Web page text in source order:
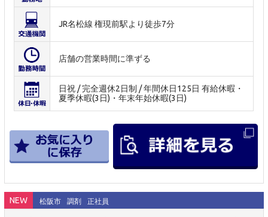
JR名松線 権現前駅より徒歩7分
店舗の営業時間に準ずる
日祝 / 完全週休2日制 / 年間休日125日 有給休暇・
夏季休暇(3日)・年末年始休暇(3日)
NEW 松阪市 調剤 正社員